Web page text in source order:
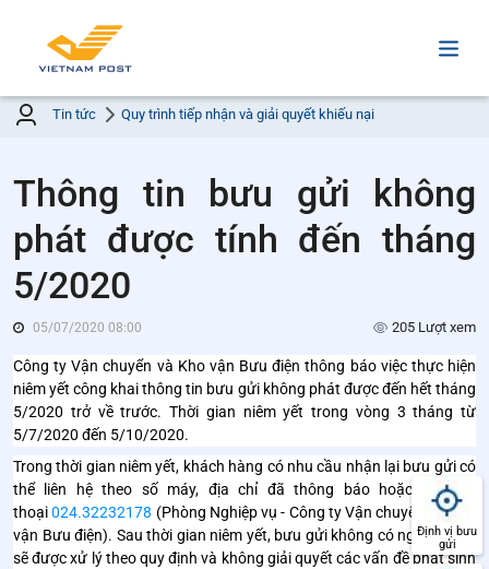
Tin tức Quy trình tiếp nhận và giải quyết khiếu nại
Thông tin bưu gửi không
phát được tính đến tháng
5/2020
05/07/2020 08:00 205 Lượt xem
Công ty Vận chuyển và Kho vận Bưu điện thông báo việc thực hiện
niêm yết công khai thông tin bưu gửi không phát được đến hết tháng
5/2020 trở về trước. Thời gian niêm yết trong vòng 3 tháng từ
5/7/2020 đến 5/10/2020.
Trong thời gian niêm yết, khách hàng có nhu cầu nhận lại bưu gửi có
thể liên hệ theo số máy, địa chỉ đã thông báo hoặc số điện
thoại024.32232178 (Phòng Nghiệp vụ - Công ty Vận chuyển và Kho
vận Bưu điện). Sau thời gian niêm yết, bưu gửi không có người nhận
sẽ được xử lý theo quy định và không giải quyết các vấn đề phát sinh
Định vị bưu
gửi